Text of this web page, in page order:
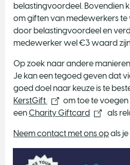
belastingvoordeel. Bovendien
om giften van medewerkers te
door belastingvoordeel en
medewerker wel €3 waard
Op zoek naar andere
Je kan een tegoed geven dat
goed doel naar keuze is te
KerstGift
om toe te
eenCharity Giftcard als
Neem contact met ons opals